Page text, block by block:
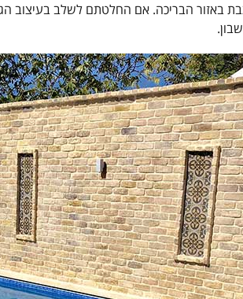
באזור הבריכה. אם החלטתם לשלב בעיצוב